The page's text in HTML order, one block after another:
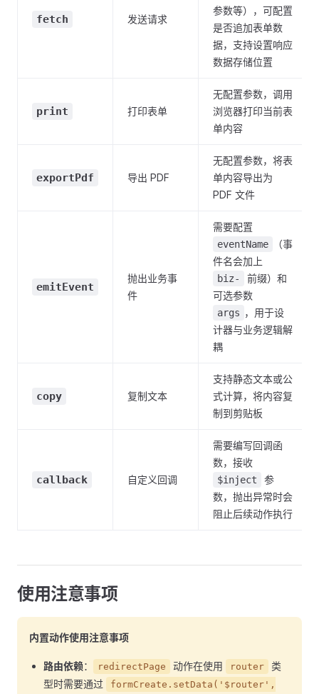
fetch 发送请求
参数等），可配置
是否追加表单数
据，支持设置响应
数据存储位置
print 打印表单
无配置参数，调用
浏览器打印当前表
单内容
exportPdf 导出 PDF
无配置参数，将表
单内容导出为
PDF 文件
emitEvent
抛出业务事
件
需要配置
eventName
（事
件名会加上
biz-
前缀）和
可选参数
args ，用于设
计器与业务逻辑解
耦
copy 复制文本
支持静态文本或公
式计算，将内容复
制到剪贴板
callback 自定义回调
需要编写回调函
数，接收
$inject
参
数，抛出异常时会
阻止后续动作执行
使用注意事项
内置动作使用注意事项
路由依赖： redirectPage 动作在使用 router
类
型时需要通过
formCreate.setData('$router',